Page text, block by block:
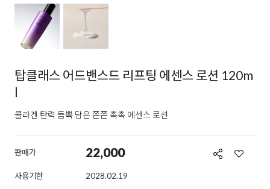
탑클래스 어드밴스드 리프팅 에센스 로션 120m
l
콜라겐 탄력 듬뿍 담은 쫀쫀 촉촉 에센스 로션
판매가 22,000
사용기한 2028.02.19